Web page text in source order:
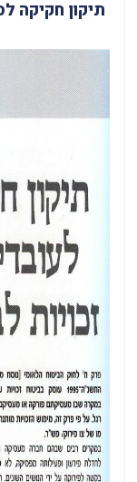
תיקון חקיקה